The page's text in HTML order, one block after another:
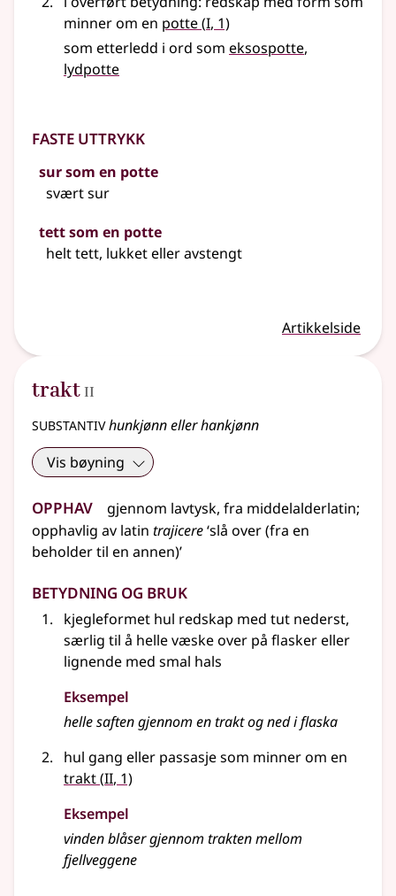
minner om en potte(1
I, 1)
som etterledd i ord som eksospotte
lydpotte
Faste uttrykk
sur som en potte
svært sur
tett som en potte
helt tett, lukket eller avstengt
Artikkelside
trakt 2
II
substantivhunkjønn eller hankjønn
Vis bøyning
Opphav gjennom lavtysk, fra middelalderlatin;
opphavlig av latin trajicere‘slå over (fra en
beholder til en annen)’
Betydning og bruk
kjegleformet hul redskap med tut nederst,
særlig til å helle væske over på flasker eller
lignende med smal hals
Eksempel
helle saften gjennom entraktog ned i flaska
hul gang eller passasje som minner om en
trakt(2
II, 1)
Eksempel
vinden blåser gjennom trakten mellom
fjellveggene